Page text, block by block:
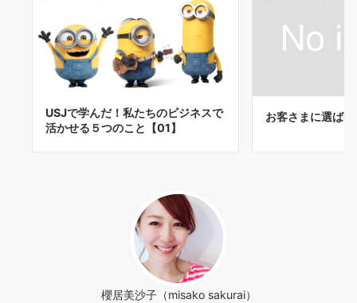
USJで学んだ！私たちのビジネスで
活かせる５つのこと【01】
お客さまに選ば
櫻居美沙子（misako sakurai）